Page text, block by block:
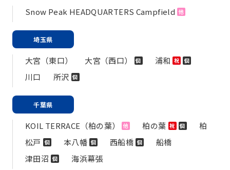
Snow Peak HEADQUARTERS Campfield 他
埼玉県
大宮（東口） 大宮（西口） 個 浦和 祝 個
川口 所沢 個
千葉県
KOIL TERRACE（柏の葉） 他 柏の葉 祝 個
柏
松戸 個 本八幡 個 西船橋 個
船橋
津田沼 個
海浜幕張